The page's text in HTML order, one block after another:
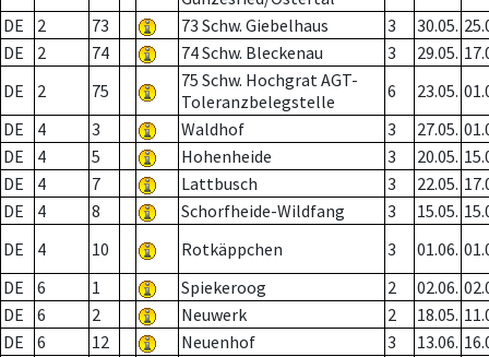
DE
2 73 73 Schw. Giebelhaus 3 30.05.
DE
2 74 74 Schw. Bleckenau 3 29.05.
DE
2 75
75 Schw. Hochgrat AGT-
Toleranzbelegstelle
6 23.05.
DE
4 3 Waldhof 3 27.05.
DE
4 5 Hohenheide 3 20.05.
DE
4 7 Lattbusch 3 22.05.
DE
4 8 Schorfheide-Wildfang 3 15.05.
DE
4 10 Rotkäppchen 3 01.06.
DE
6 1 Spiekeroog 2 02.06.
DE
6 2 Neuwerk 2 18.05.
DE
6 12 Neuenhof 3 13.06.